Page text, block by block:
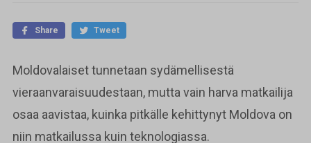
Share Tweet
Moldovalaiset tunnetaan sydämellisestä
vieraanvaraisuudestaan, mutta vain harva matkailija
osaa aavistaa, kuinka pitkälle kehittynyt Moldova on
niin matkailussa kuin teknologiassa.